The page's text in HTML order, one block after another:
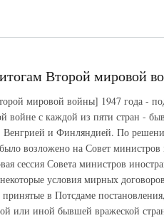
Второй мировой
мировой войны] 1947 года -
войне с каждой из пяти стран -
и Финляндией. По
возложено на Совет
сессия Совета министров
условия мирных
в Потсдаме
или иной бывшей вражеской